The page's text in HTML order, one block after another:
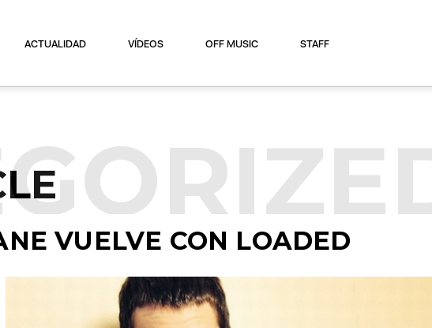
ACTUALIDAD VÍDEOS OFF MUSIC STAFF
VUELVE CON LOADED